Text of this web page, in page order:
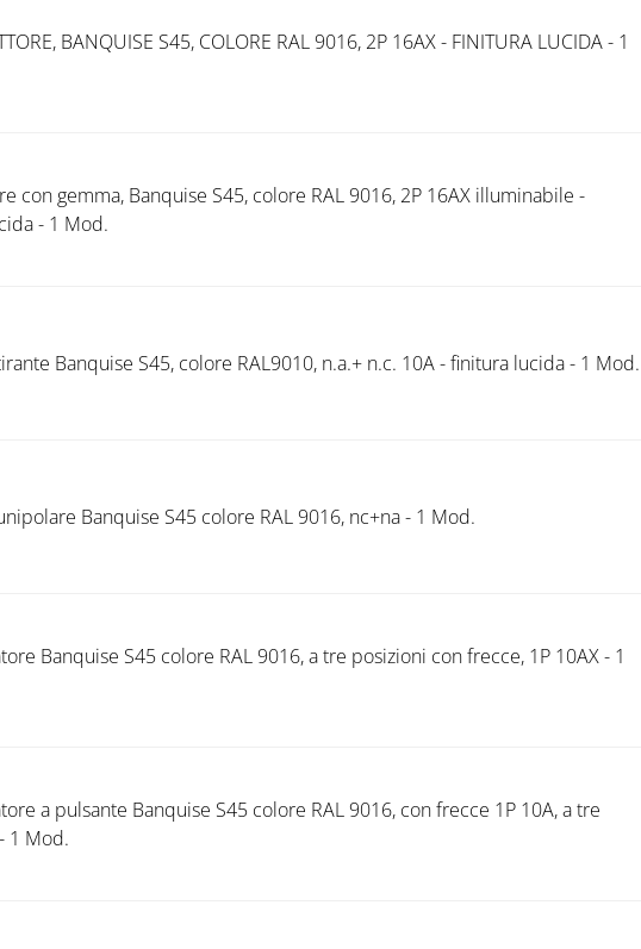
BANQUISE S45, COLORE RAL 9016, 2P 16AX - FINITURA LUCIDA - 1
con gemma, Banquise S45, colore RAL 9016, 2P 16AX illuminabile -
- 1 Mod.
Banquise S45, colore RAL9010, n.a.+ n.c. 10A - finitura lucida - 1 Mod.
Banquise S45 colore RAL 9016, nc+na - 1 Mod.
Banquise S45 colore RAL 9016, a tre posizioni con frecce, 1P 10AX - 1
a pulsante Banquise S45 colore RAL 9016, con frecce 1P 10A, a tre
1 Mod.